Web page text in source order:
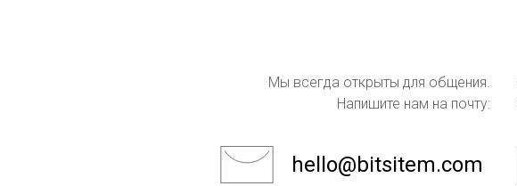
Мы всегда открыты для общения.
Напишите нам на почту:
hello@bitsitem.com